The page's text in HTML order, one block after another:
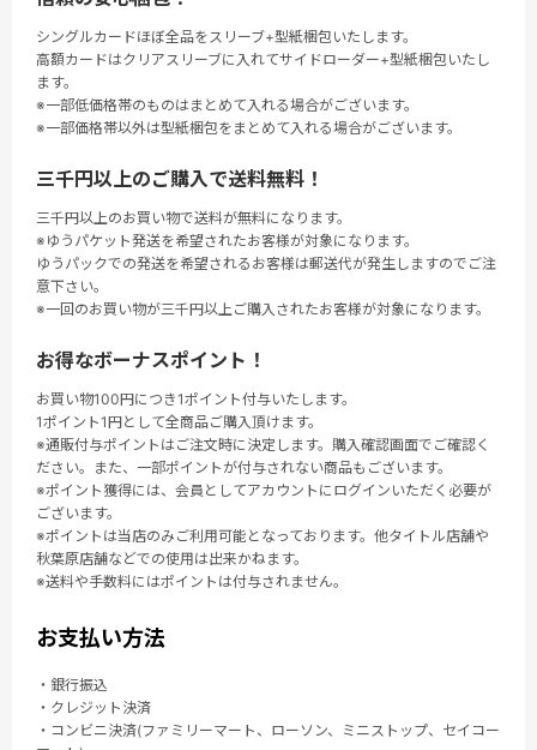
シングルカードほぼ全品をスリーブ+型紙梱包いたします。
高額カードはクリアスリーブに入れてサイドローダー+型紙梱包いたし
ます。
※一部低価格帯のものはまとめて入れる場合がございます。
※一部価格帯以外は型紙梱包をまとめて入れる場合がございます。
三千円以上のご購入で送料無料！
三千円以上のお買い物で送料が無料になります。
※ゆうパケット発送を希望されたお客様が対象になります。
ゆうパックでの発送を希望されるお客様は郵送代が発生しますのでご注
意下さい。
※一回のお買い物が三千円以上ご購入されたお客様が対象になります。
お得なボーナスポイント！
お買い物100円につき1ポイント付与いたします。
1ポイント1円として全商品ご購入頂けます。
※通販付与ポイントはご注文時に決定します。購入確認画面でご確認く
ださい。また、一部ポイントが付与されない商品もございます。
※ポイント獲得には、会員としてアカウントにログインいただく必要が
ございます。
※ポイントは当店のみご利用可能となっております。他タイトル店舗や
秋葉原店舗などでの使用は出来かねます。
※送料や手数料にはポイントは付与されません。
お支払い方法
・銀行振込
・クレジット決済
・コンビニ決済(ファミリーマート、ローソン、ミニストップ、セイコー